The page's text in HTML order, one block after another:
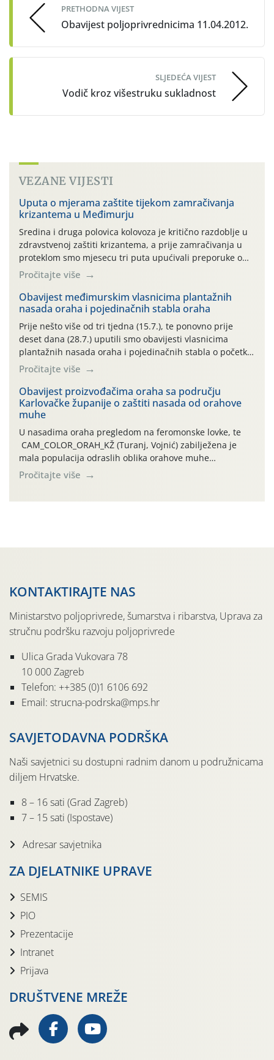
PRETHODNA VIJEST
Obavijest poljoprivrednicima 11.04.2012.
SLJEDEĆA VIJEST
Vodič kroz višestruku sukladnost
VEZANE VIJESTI
Uputa o mjerama zaštite tijekom zamračivanja
krizantema u Međimurju
Sredina i druga polovica kolovoza je kritično razdoblje u
zdravstvenoj zaštiti krizantema, a prije zamračivanja u
proteklom smo mjesecu tri puta upućivali preporuke o
preventivnim mjerama zaštite krizantema od najčešćih
uzročnika bolesti, štetnika i fito-fagnih grinja (23.7., 14.7.,
06.7.)! Na početku ovog mjeseca je zabilježeno je
povijesno i ekstremno vruće meteorološko razdoblje, uz
najviše temperature […]
Pročitajte više
Obavijest međimurskim vlasnicima plantažnih
nasada oraha i pojedinačnih stabla oraha
Prije nešto više od tri tjedna (15.7.), te ponovno prije
deset dana (28.7.) uputili smo obavijesti vlasnicima
plantažnih nasada oraha i pojedinačnih stabla o početku
leta i ovogodišnjoj potrebi usmjerenog suzbijanja
orahove muhe (Rhagoletis completa)! Već dvanaest dana
traje drugi ovogodišnji “toplinski udar”, koji naročito
izražen zadnja šest dana (31.7.-05.8.), jer najviše
temperature zraka svakodnevno […]
Pročitajte više
Obavijest proizvođačima oraha sa području
Karlovačke županije o zaštiti nasada od orahove
muhe
U nasadima oraha pregledom na feromonske lovke, te
CAM_COLOR_ORAH_KŽ (Turanj, Vojnić) zabilježena je
mala populacija odraslih oblika orahove muhe
(Rhagoletis completa). Niska brojnost može se objasniti
činjenicom da je riječ o mladim nasadima s vrlo malim
Pročitajte više
KONTAKTIRAJTE NAS
Ministarstvo poljoprivrede, šumarstva i ribarstva, Uprava za
stručnu podršku razvoju poljoprivrede
Ulica Grada Vukovara 78
10 000 Zagreb
Telefon: ++385 (0)1 6106 692
Email: strucna-podrska@mps.hr
SAVJETODAVNA PODRŠKA
Naši savjetnici su dostupni radnim danom u podružnicama
diljem Hrvatske.
8 – 16 sati (Grad Zagreb)
7 – 15 sati (Ispostave)
Adresar savjetnika
ZA DJELATNIKE UPRAVE
SEMIS
PIO
Prezentacije
Intranet
Prijava
DRUŠTVENE MREŽE